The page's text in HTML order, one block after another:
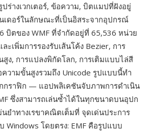
ร่างเวกเตอร์, ข้อความ, บิตแมปที่ฝังอยู่
เดอร์ในลักษณะที่เป็นอิสระจากอุปกรณ์
บิตของ WMF ที่จำกัดอยู่ที่ 65,536 หน่วย
ะเพิ่มการรองรับเส้นโค้ง Bezier, การ
สูง, การแปลงพิกัดโลก, การเติมแบบไล่สี
วามขั้นสูงรวมถึง Unicode รูปแบบนี้ทำ
กราฟิก — แอปพลิเคชันจับภาพการดำเนิน
ซึ่งสามารถเล่นซ้ำได้ในทุกขนาดบนอุปก
ยำทางเรขาคณิตเต็มที่ จุดเด่นประการ
Windows โดยตรง: EMF คือรูปแบบ